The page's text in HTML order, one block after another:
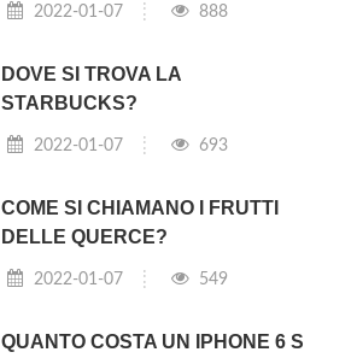
2022-01-07 888
DOVE SI TROVA LA
STARBUCKS?
2022-01-07 693
COME SI CHIAMANO I FRUTTI
DELLE QUERCE?
2022-01-07 549
QUANTO COSTA UN IPHONE 6 S